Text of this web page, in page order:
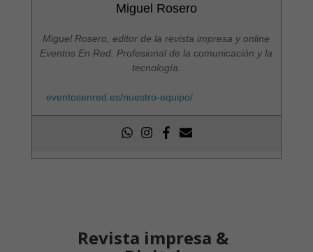
Miguel Rosero
Miguel Rosero, editor de la revista impresa y online
Eventos En Red. Profesional de la comunicación y la
tecnología.
eventosenred.es/nuestro-equipo/
Revista impresa &